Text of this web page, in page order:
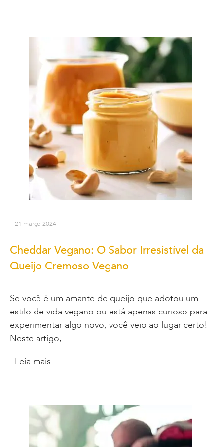
21 março 2024
Cheddar Vegano: O Sabor Irresistível da
Queijo Cremoso Vegano
Se você é um amante de queijo que adotou um
estilo de vida vegano ou está apenas curioso para
experimentar algo novo, você veio ao lugar certo!
Neste artigo,…
Leia mais